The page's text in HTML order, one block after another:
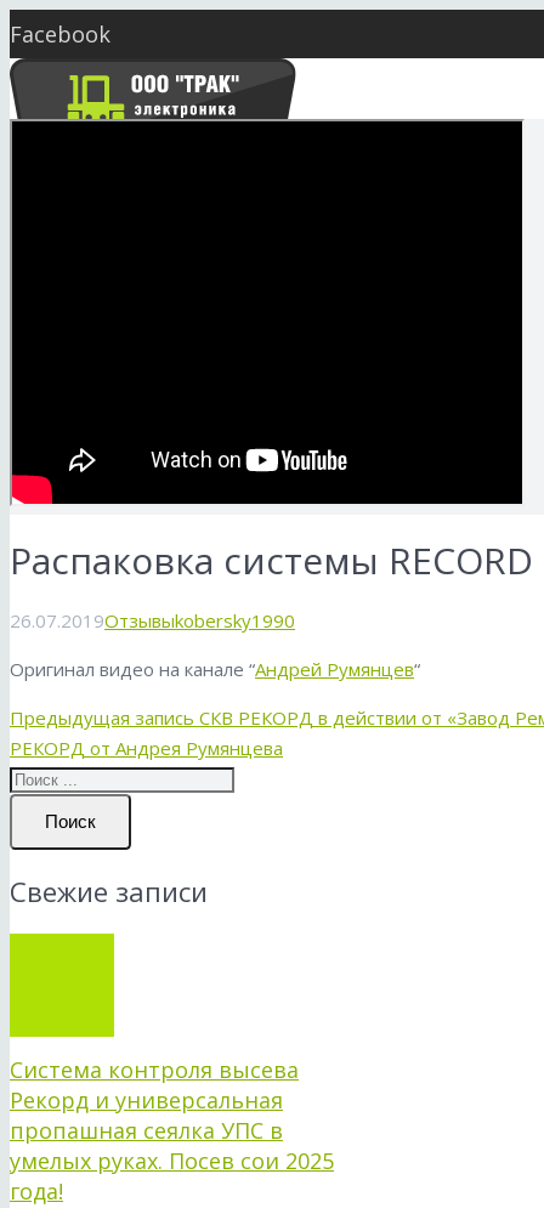
Facebook
Twitter
YouTube
Распаковка системы
26.07.2019Отзывыkobersky1990
Оригинал видео на канале “Андрей Румянцев“
Предыдущая запись СКВ РЕКОРД в действии от «Завод
РЕКОРД от Андрея Румянцева
Поиск
Свежие записи
Система контроля высева
Рекорд и универсальная
пропашная сеялка УПС в
умелых руках. Посев сои 2025
года!